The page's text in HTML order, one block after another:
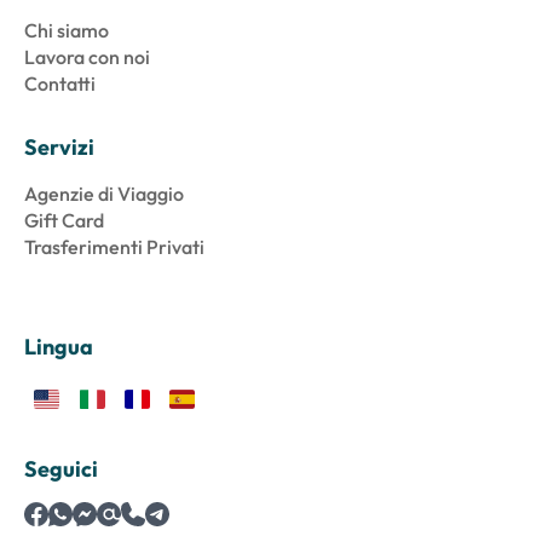
Chi siamo
Lavora con noi
Contatti
Servizi
Agenzie di Viaggio
Gift Card
Trasferimenti Privati
Lingua
Seguici